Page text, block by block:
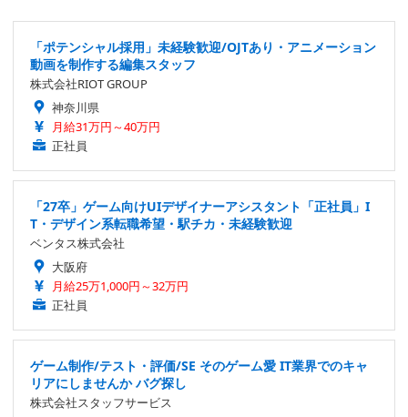
「ポテンシャル採用」未経験歓迎/OJTあり・アニメーション
動画を制作する編集スタッフ
株式会社RIOT GROUP
神奈川県
月給31万円～40万円
正社員
「27卒」ゲーム向けUIデザイナーアシスタント「正社員」I
T・デザイン系転職希望・駅チカ・未経験歓迎
ベンタス株式会社
大阪府
月給25万1,000円～32万円
正社員
ゲーム制作/テスト・評価/SE そのゲーム愛 IT業界でのキャ
リアにしませんか バグ探し
株式会社スタッフサービス